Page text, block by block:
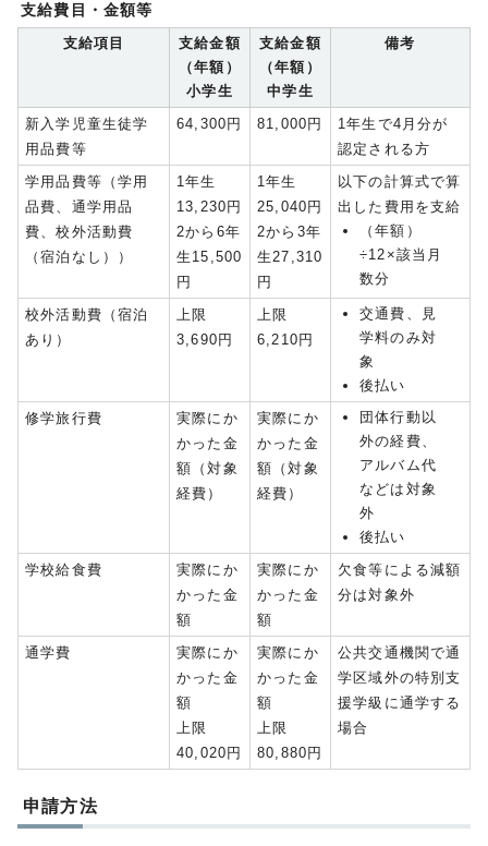
支給費目・金額等
支給項目
支給金額
（年額）
小学生
支給金額
（年額）
中学生
備考
新入学児童生徒学
用品費等
64,300円 81,000円
1年生で4月分が
認定される方
学用品費等（学用
品費、通学用品
費、校外活動費
（宿泊なし））
1年生
13,230円
2から6年
生15,500
円
1年生
25,040円
2から3年
生27,310
円
以下の計算式で算
出した費用を支給
（年額）
÷12×該当月
数分
校外活動費（宿泊
あり）
上限
3,690円
上限
6,210円
交通費、見
学料のみ対
象
後払い
修学旅行費
実際にか
かった金
額（対象
経費）
実際にか
かった金
額（対象
経費）
団体行動以
外の経費、
アルバム代
などは対象
外
後払い
学校給食費
実際にか
かった金
額
実際にか
かった金
額
欠食等による減額
分は対象外
通学費
実際にか
かった金
額
上限
40,020円
実際にか
かった金
額
上限
80,880円
公共交通機関で通
学区域外の特別支
援学級に通学する
場合
申請方法